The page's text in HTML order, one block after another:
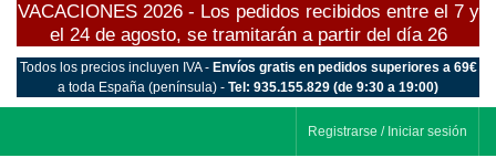
VACACIONES 2026 - Los pedidos recibidos entre el 7 y
el 24 de agosto, se tramitarán a partir del día 26
Todos los precios incluyen IVA - Envíos gratis en pedidos superiores a 69€
a toda España (península) - Tel: 935.155.829 (de 9:30 a 19:00)
Registrarse / Iniciar sesión